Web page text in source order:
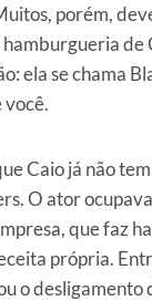
porém,
hamburgueria de
ela se chama
Caio já não
O ator
que faz
própria.
o desligamento